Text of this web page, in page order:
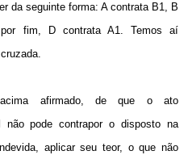
da seguinte forma: A contrata B1, B
fim, D contrata A1. Temos aí
afirmado, de que o ato
não pode contrapor o disposto na
aplicar seu teor, o que não